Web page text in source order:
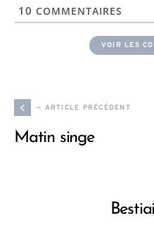
10 COMMENTAIRES
VOIR LES
— ARTICLE PRÉCÉDENT
Matin singe